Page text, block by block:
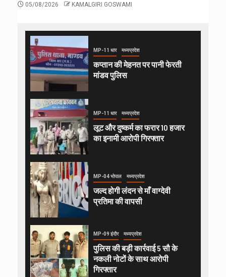
05/08/2026 KAMALGIRI GOSWAMI
MP-11 धार मध्यप्रदेश
कप्तान की मेहनत पर पानी फेरती
मांडव पुलिस
MP-11 धार मध्यप्रदेश
लूट और दुष्कर्म का फरार 10 हजार
का इनामी आरोपी गिरफ्तार
MP-04 भोपाल मध्यप्रदेश
जल्द होगी लंदन से माँ वाग्देवी
प्रतिमा की वापसी
MP-09 इंदौर मध्यप्रदेश
पुलिस की बड़ी कार्रवाई 5 सौ के
नकली नोटों के साथ आरोपी
गिरफ्तार